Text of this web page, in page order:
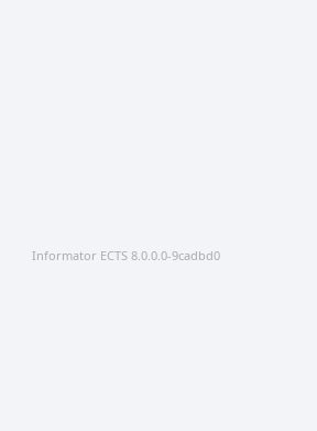
Informator ECTS 8.0.0.0-9cadbd0